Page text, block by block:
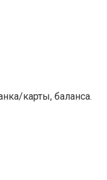
карты, баланса.